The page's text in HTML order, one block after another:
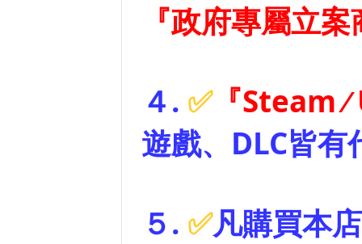
『政府專屬立
４. ✅『Steam
遊戲、 DLC皆有
５. ✅凡購買本